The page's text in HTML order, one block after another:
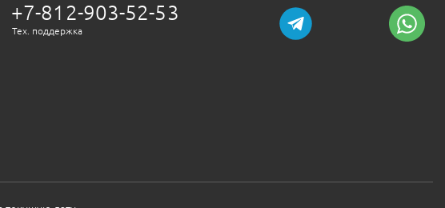
+7-812-903-52-53
Тех. поддержка